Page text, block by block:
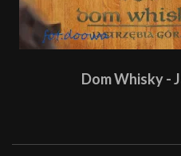
Dom Whisky -